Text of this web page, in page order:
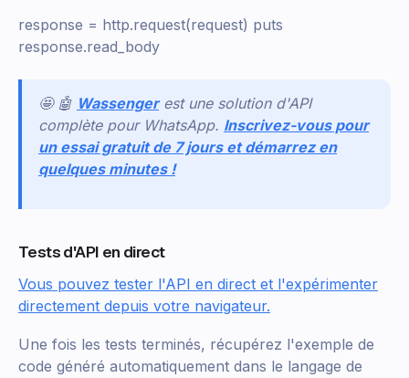
response = http.request(request) puts
response.read_body
🤩 🤖 Wassenger est une solution d'API
complète pour WhatsApp. Inscrivez-vous pour
un essai gratuit de 7 jours et démarrez en
quelques minutes !
Tests d'API en direct
Vous pouvez tester l'API en direct et l'expérimenter
directement depuis votre navigateur.
Une fois les tests terminés, récupérez l'exemple de
code généré automatiquement dans le langage de